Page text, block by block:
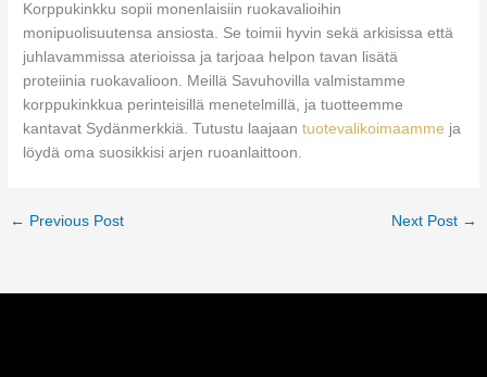
Korppukinkku sopii monenlaisiin ruokavalioihin
monipuolisuutensa ansiosta. Se toimii hyvin sekä arkisissa että
juhlavammissa aterioissa ja tarjoaa helpon tavan lisätä
proteiinia ruokavalioon. Meillä Savuhovilla valmistamme
korppukinkkua perinteisillä menetelmillä, ja tuotteemme
kantavat Sydänmerkkiä. Tutustu laajaantuotevalikoimaamme ja
löydä oma suosikkisi arjen ruoanlaittoon.
← Previous Post Next Post →